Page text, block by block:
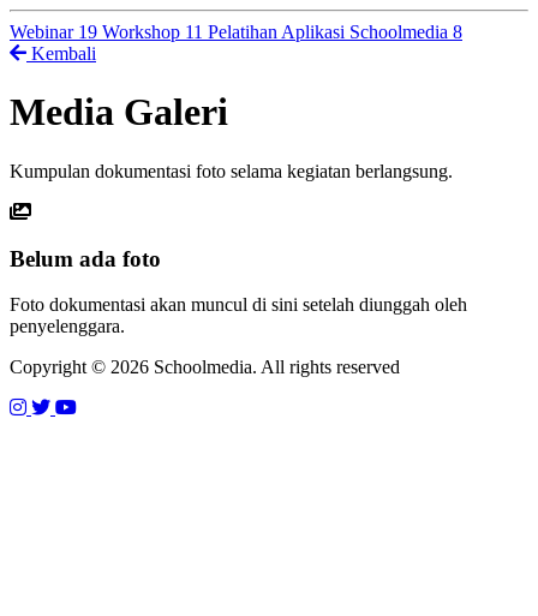
Webinar 19 Workshop 11 Pelatihan Aplikasi Schoolmedia 8
Kembali
Media Galeri
Kumpulan dokumentasi foto selama kegiatan berlangsung.
Belum ada foto
Foto dokumentasi akan muncul di sini setelah diunggah oleh
penyelenggara.
Copyright © 2026 Schoolmedia. All rights reserved